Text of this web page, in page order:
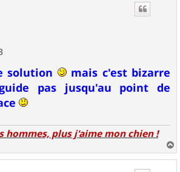
solution
mais c'est bizarre
pas jusqu'au point de
hommes, plus j'aime mon chien !
a